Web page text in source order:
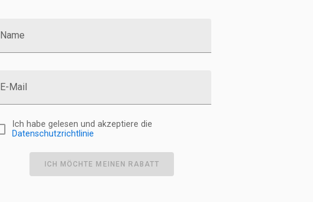
Name
E-Mail
Ich habe gelesen und akzeptiere die
Datenschutzrichtlinie
ICH MÖCHTE MEINEN RABATT